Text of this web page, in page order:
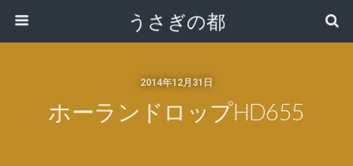
うさぎの都
2014年12月31日
ホーランドロップHD655